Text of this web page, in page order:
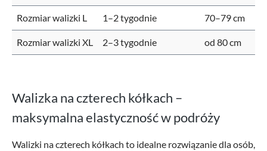
Rozmiar walizki L 1–2 tygodnie 70–79 cm
Rozmiar walizki XL 2–3 tygodnie od 80 cm
Walizka na czterech kółkach –
maksymalna elastyczność w podróży
Walizki na czterech kółkach to idealne rozwiązanie dla osób,